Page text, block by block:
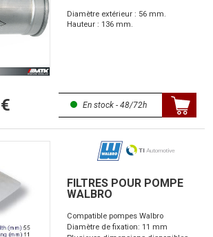
Diamètre extérieur : 56 mm.
Hauteur : 136 mm.
En stock - 48/72h
FILTRES POUR POMPE
WALBRO
Compatible pompes Walbro
Diamètre de fixation: 11 mm